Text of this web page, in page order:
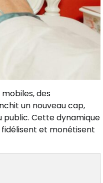
des
un nouveau cap,
public. Cette dynamique
fidélisent et monétisent